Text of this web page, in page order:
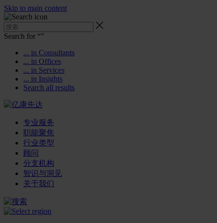
Skip to main content
Search for “”
... in Consultants
... in Offices
... in Services
... in Insights
Search all results
专业服务
职能聚焦
行业类型
顾问
分支机构
智识与洞见
关于我们